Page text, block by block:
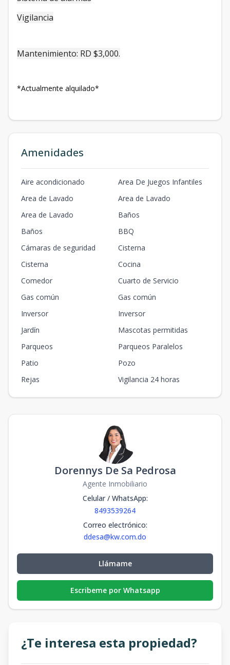
Vigilancia
Mantenimiento: RD $3,000.
*Actualmente alquilado*
Amenidades
Aire acondicionado
Area De Juegos Infantiles
Area de Lavado
Area de Lavado
Area de Lavado
Baños
Baños
BBQ
Cámaras de seguridad
Cisterna
Cisterna
Cocina
Comedor
Cuarto de Servicio
Gas común
Gas común
Inversor
Inversor
Jardín
Mascotas permitidas
Parqueos
Parqueos Paralelos
Patio
Pozo
Rejas
Vigilancia 24 horas
Dorennys De Sa Pedrosa
Agente Inmobiliario
Celular / WhatsApp:
8493539264
Correo electrónico:
ddesa@kw.com.do
Llámame
Escribeme por Whatsapp
¿Te interesa esta propiedad?